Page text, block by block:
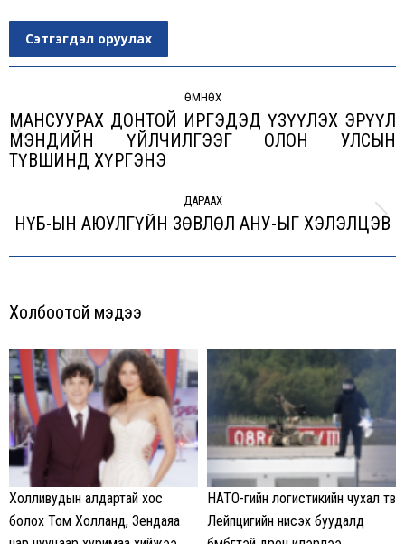
Сэтгэгдэл оруулах
ӨМНӨХ
Previous
МАНСУУРАХ ДОНТОЙ ИРГЭДЭД ҮЗҮҮЛЭХ ЭРҮҮЛ
МЭНДИЙН ҮЙЛЧИЛГЭЭГ ОЛОН УЛСЫН
ТҮВШИНД ХҮРГЭНЭ
ДАРААХ
Next
НҮБ-ЫН АЮУЛГҮЙН ЗӨВЛӨЛ АНУ-ЫГ ХЭЛЭЛЦЭВ
Холбоотой мэдээ
Холливудын алдартай хос
болох Том Холланд, Зендаяа
НАТО-гийн логистикийн чухал төв
Лейпцигийн нисэх буудалд